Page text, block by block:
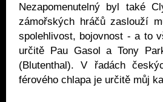
Nezapomenutelný byl také
zámořských hráčů zaslouží
spolehlivost, bojovnost - a to
určitě Pau Gasol a Tony
(Blutenthal). V řadách
férového chlapa je určitě můj